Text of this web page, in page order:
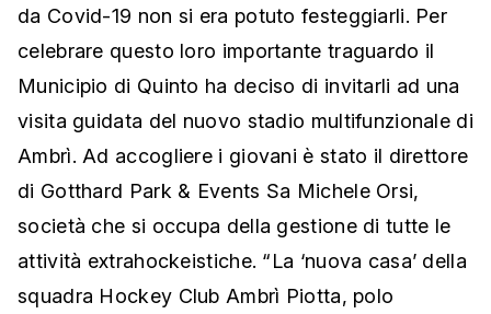
da Covid-19 non si era potuto festeggiarli. Per
celebrare questo loro importante traguardo il
Municipio di Quinto ha deciso di invitarli ad una
visita guidata del nuovo stadio multifunzionale di
Ambrì. Ad accogliere i giovani è stato il direttore
di Gotthard Park & Events Sa Michele Orsi,
società che si occupa della gestione di tutte le
attività extrahockeistiche. “La ‘nuova casa’ della
squadra Hockey Club Ambrì Piotta, polo